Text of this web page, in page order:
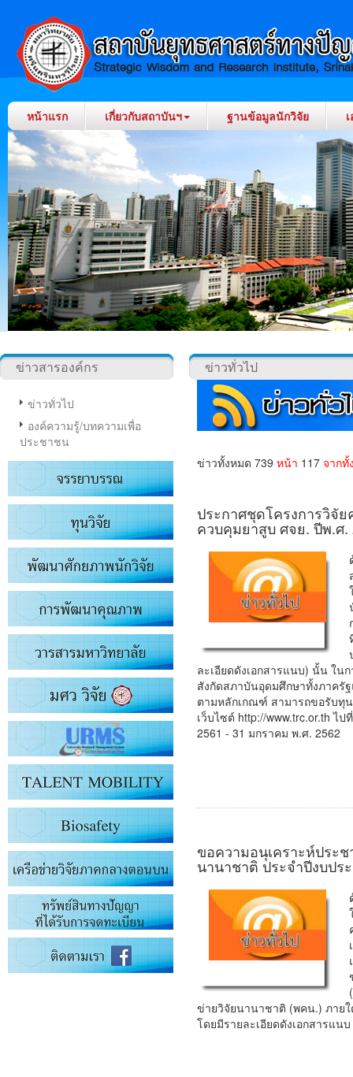
หน้าแรก เกี่ยวกับสถาบันฯ ฐานข้อมูลนักวิจัย
ข่าวสารองค์กร
ข่าวทั่วไป
องค์ความรู้/บทความเพื่อ
ประชาชน
ข่าวทั่วไป
ข่าวทั้งหมด 739 หน้า 117 จากทั้
ประกาศชุดโครงการวิจั
ควบคุมยาสูบ ศจย. ปีพ.ศ.
ละเอียดดังเอกสารแนบ) นั้น ใ
สังกัดสภาบันอุดมศึกษาทั้งภาครั
ตามหลักเกณฑ์ สามารถขอรับทุ
เว็บไซต์ http://www.trc.or.th
2561 - 31 มกราคม พ.ศ. 2562
ขอความอนุเคราะห์ประ
นานาชาติ ประจำปีงบปร
ข่ายวิจัยนานาชาติ (พคน.) ภาย
โดยมีรายละเอียดดังเอกสารแนบ